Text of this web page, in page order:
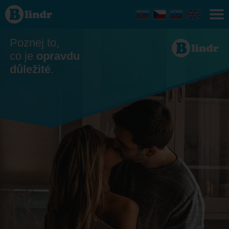
Seznamka
- Ona
hledá
Poznej to,
co je opravdu
důležité.